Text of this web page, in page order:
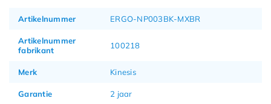
Artikelnummer ERGO-NP003BK-MXBR
Artikelnummer
fabrikant
100218
Merk Kinesis
Garantie 2 jaar